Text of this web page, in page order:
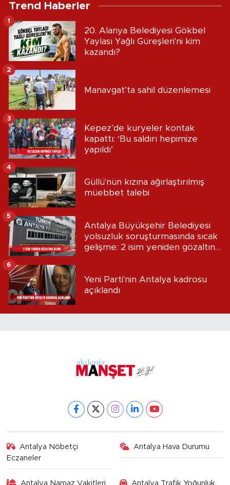
Trend Haberler
20. Alanya Belediyesi Gökbel
Yaylası Yağlı Güreşleri'ni kim
kazandı?
1
Manavgat’ta sahil düzenlemesi
2
Kepez’de kuryeler kontak
kapattı: ‘Bu saldırı hepimize
yapıldı’
3
Güllü'nün kızına ağırlaştırılmış
müebbet talebi
4
Antalya Büyükşehir Belediyesi
yolsuzluk soruşturmasında sıcak
gelişme: 2 isim yeniden gözaltına
5
Yeni Parti'nin Antalya kadrosu
açıklandı
6
Antalya Nöbetçi
Eczaneler
Antalya Hava Durumu
Antalya Namaz Vakitleri Antalya Trafik Yoğunluk